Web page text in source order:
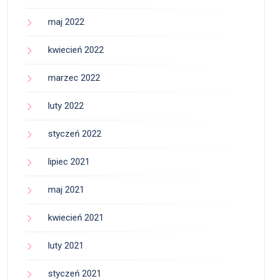
maj 2022
kwiecień 2022
marzec 2022
luty 2022
styczeń 2022
lipiec 2021
maj 2021
kwiecień 2021
luty 2021
styczeń 2021